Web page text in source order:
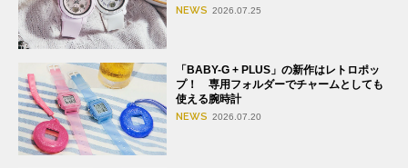
NEWS 2026.07.25
「BABY-G + PLUS」の新作はレトロポッ
プ！ 専用フォルダーでチャームとしても
使える腕時計
NEWS 2026.07.20